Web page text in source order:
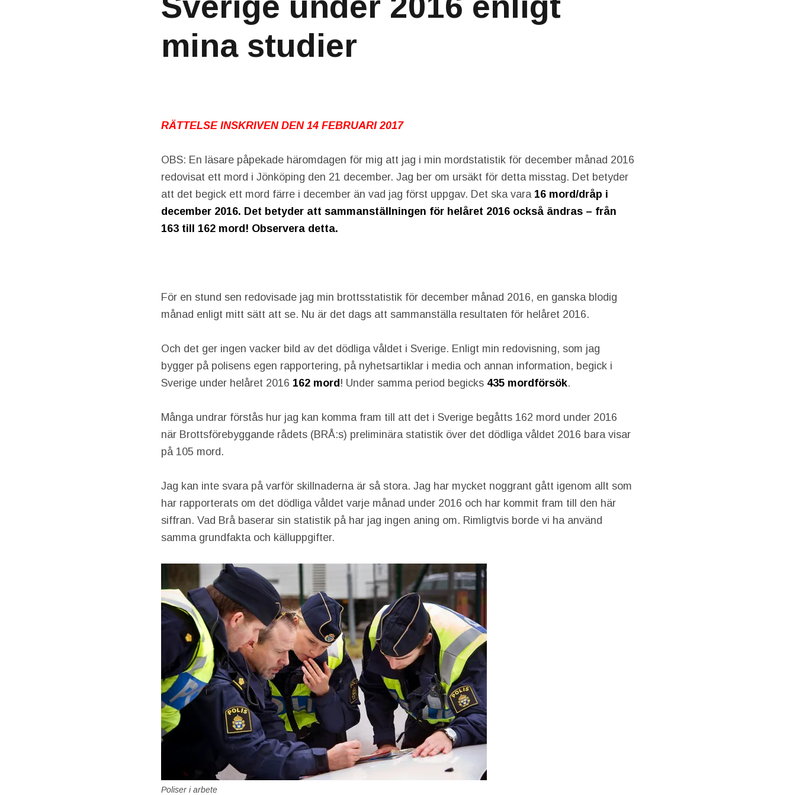
mina studier
RÄTTELSE INSKRIVEN DEN 14 FEBRUARI 2017
OBS: En läsare påpekade häromdagen för mig att jag i min mordstatistik för december månad 2016
redovisat ett mord i Jönköping den 21 december. Jag ber om ursäkt för detta misstag. Det betyder
att det begick ett mord färre i december än vad jag först uppgav. Det ska vara 16 mord/dråp i
december 2016. Det betyder att sammanställningen för helåret 2016 också ändras – från
163 till 162 mord! Observera detta.
För en stund sen redovisade jag min brottsstatistik för december månad 2016, en ganska blodig
månad enligt mitt sätt att se. Nu är det dags att sammanställa resultaten för helåret 2016.
Och det ger ingen vacker bild av det dödliga våldet i Sverige. Enligt min redovisning, som jag
bygger på polisens egen rapportering, på nyhetsartiklar i media och annan information, begick i
Sverige under helåret 2016 162 mord ! Under samma period begicks 435 mordförsök.
Många undrar förstås hur jag kan komma fram till att det i Sverige begåtts 162 mord under 2016
när Brottsförebyggande rådets (BRÅ:s) preliminära statistik över det dödliga våldet 2016 bara visar
på 105 mord.
Jag kan inte svara på varför skillnaderna är så stora. Jag har mycket noggrant gått igenom allt som
har rapporterats om det dödliga våldet varje månad under 2016 och har kommit fram till den här
siffran. Vad Brå baserar sin statistik på har jag ingen aning om. Rimligtvis borde vi ha använd
samma grundfakta och källuppgifter.
Poliser i arbete